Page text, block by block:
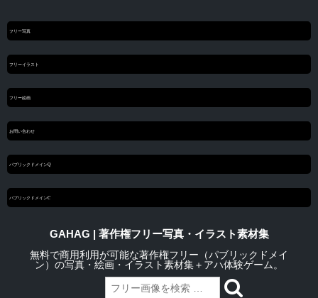
フリー写真
フリーイラスト
フリー絵画
お問い合わせ
パブリックドメインQ
パブリックドメインC
GAHAG | 著作権フリー写真・イラスト素材集
無料で商用利用が可能な著作権フリー（パブリックドメイ
ン）の写真・絵画・イラスト素材集＋アハ体験ゲーム。